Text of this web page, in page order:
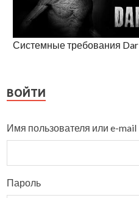
Системные требования
ВОЙТИ
Имя пользователя или e-mail
Пароль